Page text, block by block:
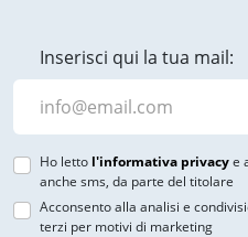
Inserisci qui la tua mail:
Ho letto l'informativa privacye
anche sms, da parte del titolare
Acconsento alla analisi e
terzi per motivi di marketing